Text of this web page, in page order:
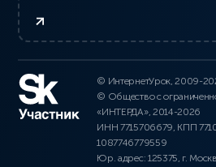
© ИнтернетУрок, 2009-
© Общество с
«ИНТЕРДА», 2014-2026
ИНН 7715706679, КПП
1087746779559
Юр. адрес: 125375, г.